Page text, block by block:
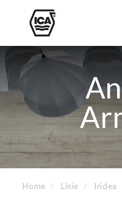
Home Linie Iridea